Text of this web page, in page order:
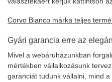
Corvo Bianco márka teljes
Gyári garancia erre az
Mivel a webáruházunkban
mértékben vállalkozásunk
garanciát tudunk vállalni, mind